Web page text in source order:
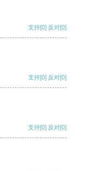
支持[0] 反对[0]
支持[0] 反对[0]
支持[0] 反对[0]